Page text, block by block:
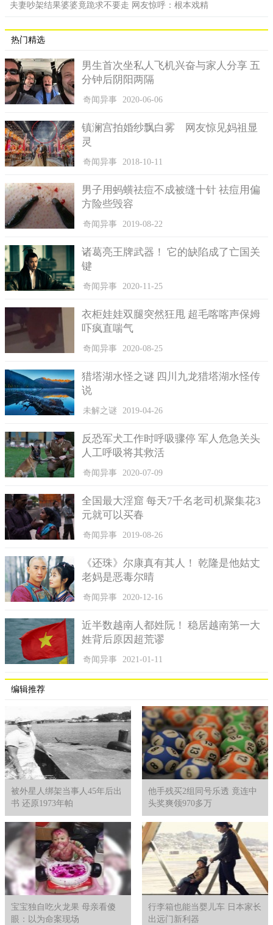
经过去蒂风干后，反复盖住再透风几次，表层就会出现薄薄
一层柿霜。
柿饼业者，柿霜它是从哪形成的，它是单宁转化出来，水分
消耗之后单宁转化成糖份，然后它自然从渗透出来，像这种柿霜
特别白，然后底色是褐红色，它都属于柿饼的优质。
柿子博物馆，而旁边的柿子园，在丰收的时候让民众进去体验采
摘，也有电视剧在这里拍摄取景。
陕西富平柿子栽种面积，超过一万七千公顷，2018年产量约8
观光产业。
富平柿农，客人很多，每天都是来几大巴车。
崔小东原本在外地做生意，近年看到富平柿子经济越来越成
熟，让他决定返乡，经营柿子电商生意。
国。
陕西柿子，市场需求大于产量供给，传统农户返乡青年，抢
赚柿子财，也带动千年柿乡，农业转型升级。
夫妻吵架结果婆婆竟跪求不要走 网友惊呼：根本戏精
热门精选
男生首次坐私人飞机兴奋与家人分享 五
分钟后阴阳两隔
奇闻异事 2020-06-06
镇澜宫拍婚纱飘白雾 网友惊见妈祖显
灵
奇闻异事 2018-10-11
男子用蚂蟥祛痘不成被缝十针 祛痘用偏
方险些毁容
奇闻异事 2019-08-22
诸葛亮王牌武器！ 它的缺陷成了亡国关
键
奇闻异事 2020-11-25
衣柜娃娃双腿突然狂甩 超毛喀喀声保姆
吓疯直喘气
奇闻异事 2020-08-25
猎塔湖水怪之谜 四川九龙猎塔湖水怪传
说
未解之谜 2019-04-26
反恐军犬工作时呼吸骤停 军人危急关头
人工呼吸将其救活
奇闻异事 2020-07-09
全国最大淫窟 每天7千名老司机聚集花3
元就可以买春
奇闻异事 2019-08-26
《还珠》尔康真有其人！ 乾隆是他姑丈
老妈是恶毒尔晴
奇闻异事 2020-12-16
近半数越南人都姓阮！ 稳居越南第一大
姓背后原因超荒谬
奇闻异事 2021-01-11
编辑推荐
被外星人绑架当事人45年后出
书 还原1973年帕
他手残买2组同号乐透 竟连中
头奖爽领970多万
宝宝独自吃火龙果 母亲看傻
眼：以为命案现场
行李箱也能当婴儿车 日本家长
出远门新利器